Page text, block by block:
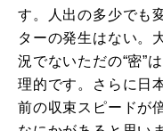
す。人出の多少でも
ターの発生はない。
況でないただの“密”
理的です。さらに日
前の収束スピードが